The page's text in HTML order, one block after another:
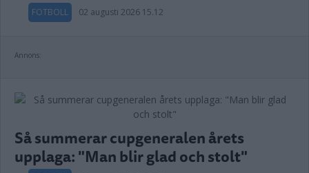
FOTBOLL 02 augusti 2026 15.12
Annons:
Så summerar cupgeneralen årets
upplaga: "Man blir glad och stolt"